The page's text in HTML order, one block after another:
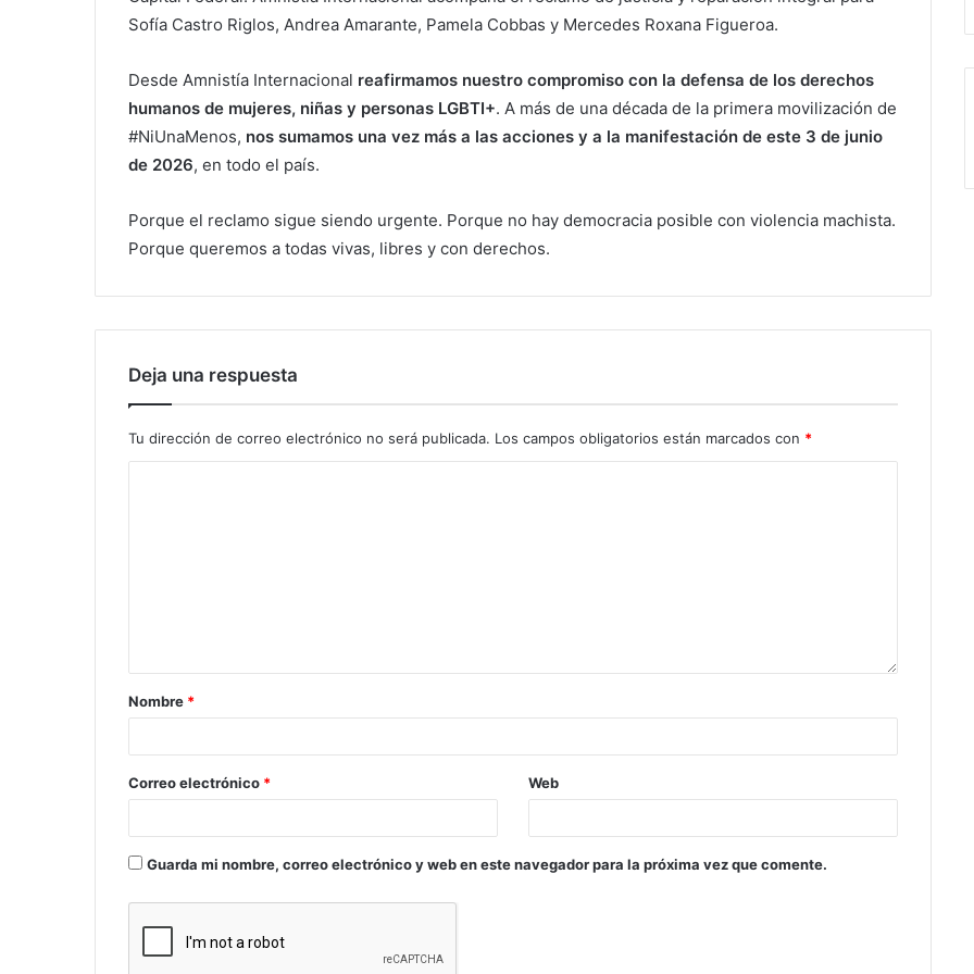
Sofía Castro Riglos, Andrea Amarante, Pamela Cobbas y Mercedes Roxana Figueroa.
Desde Amnistía Internacional reafirmamos nuestro compromiso con la defensa de los derechos
humanos de mujeres, niñas y personas LGBTI+. A más de una década de la primera movilización de
#NiUnaMenos, nos sumamos una vez más a las acciones y a la manifestación de este 3 de junio
de 2026, en todo el país.
Porque el reclamo sigue siendo urgente. Porque no hay democracia posible con violencia machista.
Porque queremos a todas vivas, libres y con derechos.
Deja una respuesta
Tu dirección de correo electrónico no será publicada. Los campos obligatorios están marcados con *
Nombre *
Correo electrónico * Web
Guarda mi nombre, correo electrónico y web en este navegador para la próxima vez que comente.